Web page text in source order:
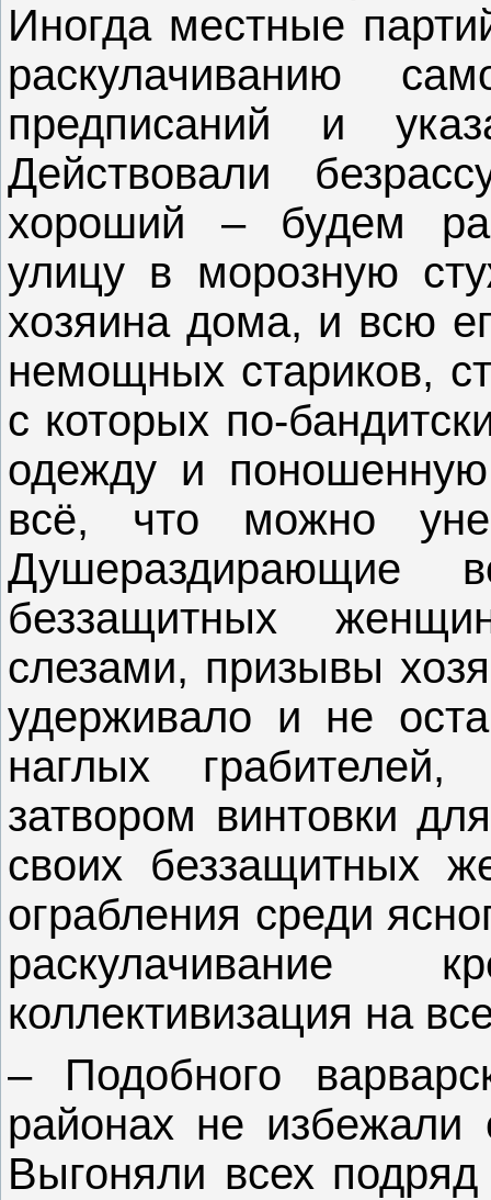
Иногда местные
раскулачиванию
предписаний и
Действовали
хороший – будем
улицу в морозную
хозяина дома, и всю
немощных стариков,
с которых по-
одежду и
всё, что можно
Душераздирающие
беззащитных
слезами, призывы
удерживало и не
наглых грабителей,
затвором винтовки
своих беззащитных
ограбления среди
раскулачивание
коллективизация на
– Подобного
районах не избежали
Выгоняли всех